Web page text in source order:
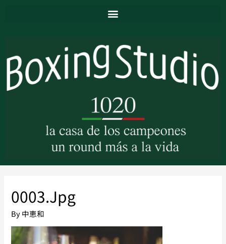
0003.jpg
By中恵和